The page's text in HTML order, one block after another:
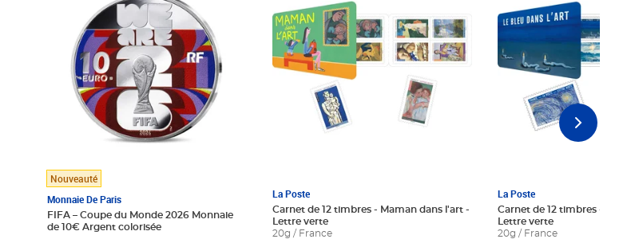
Nouveauté
Monnaie De Paris
FIFA – Coupe du Monde 2026 Monnaie
de 10€ Argent colorisée
La Poste
Carnet de 12 timbres - Maman dans l'art -
Lettre verte
20g / France
La Poste
Carnet de 12 timbres - Le
Lettre verte
20g / France